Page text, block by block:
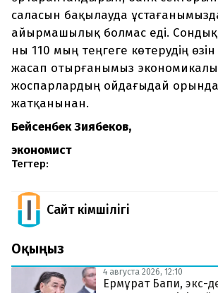
саласын бақылауда
айырмашылық болмас еді.
ны 110 мың теңгеге көтерудің
жасап отырғанымыз
жоспарлардың ойдағыдай
жатқанынан.
Бейсенбек Зиябеков,
экономист
Тегтер:
Сайт Әкімшілігі
Оқыңыз
4 августа 2026, 12:10
Ермұрат Бапи, экс-